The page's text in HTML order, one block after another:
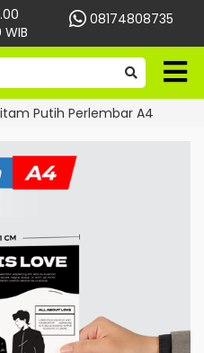
08174808735
Putih Perlembar A4